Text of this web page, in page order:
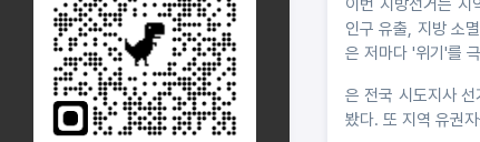
이번 지방선거는 지
인구 유출, 지방 소
은 저마다 '위기'를
은 전국 시도지사
봤다. 또 지역 유권